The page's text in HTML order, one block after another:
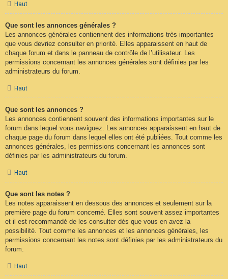
Haut
Que sont les annonces générales ?
Les annonces générales contiennent des informations très importantes
que vous devriez consulter en priorité. Elles apparaissent en haut de
chaque forum et dans le panneau de contrôle de l’utilisateur. Les
permissions concernant les annonces générales sont définies par les
administrateurs du forum.
Haut
Que sont les annonces ?
Les annonces contiennent souvent des informations importantes sur le
forum dans lequel vous naviguez. Les annonces apparaissent en haut de
chaque page du forum dans lequel elles ont été publiées. Tout comme les
annonces générales, les permissions concernant les annonces sont
définies par les administrateurs du forum.
Haut
Que sont les notes ?
Les notes apparaissent en dessous des annonces et seulement sur la
première page du forum concerné. Elles sont souvent assez importantes
et il est recommandé de les consulter dès que vous en avez la
possibilité. Tout comme les annonces et les annonces générales, les
permissions concernant les notes sont définies par les administrateurs du
forum.
Haut